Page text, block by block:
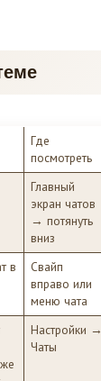
Где
посмотреть
Главный
экран чатов
→ потянуть
вниз
в
Свайп
вправо или
меню чата
Настройки →
Чаты